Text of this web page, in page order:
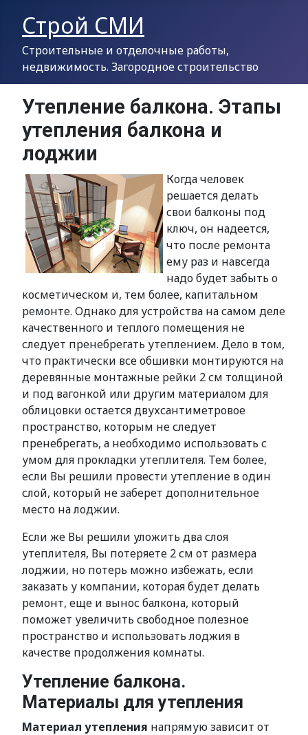
Строй СМИ
Строительные и отделочные работы,
недвижимость. Загородное строительство
Утепление балкона. Этапы
утепления балкона и
лоджии
Когда человек
решается делать
свои балконы под
ключ, он надеется,
что после ремонта
ему раз и навсегда
надо будет забыть о
косметическом и, тем более, капитальном
ремонте. Однако для устройства на самом деле
качественного и теплого помещения не
следует пренебрегать утеплением. Дело в том,
что практически все обшивки монтируются на
деревянные монтажные рейки 2 см толщиной
и под вагонкой или другим материалом для
облицовки остается двухсантиметровое
пространство, которым не следует
пренебрегать, а необходимо использовать с
умом для прокладки утеплителя. Тем более,
если Вы решили провести утепление в один
слой, который не заберет дополнительное
место на лоджии.
Если же Вы решили уложить два слоя
утеплителя, Вы потеряете 2 см от размера
лоджии, но потерь можно избежать, если
заказать у компании, которая будет делать
ремонт, еще и вынос балкона, который
поможет увеличить свободное полезное
пространство и использовать лоджия в
качестве продолжения комнаты.
Утепление балкона.
Материалы для утепления
Материал утепления напрямую зависит от